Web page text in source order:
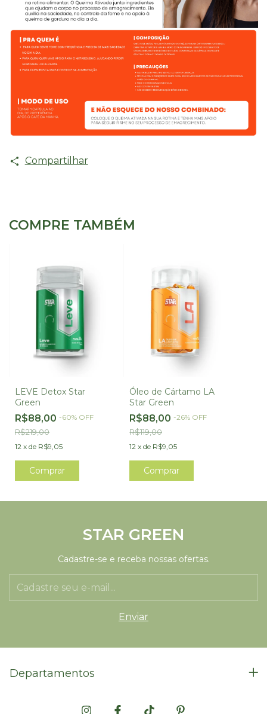
Compartilhar
COMPRE TAMBÉM
LEVE Detox Star
Green
R$88,00 -60% OFF
R$219,00
12 x de R$9,05
Óleo de Cártamo LA
Star Green
R$88,00-26% OFF
R$119,00
12 xde R$9,05
STAR GREEN
Cadastre-se e receba nossas ofertas.
Departamentos